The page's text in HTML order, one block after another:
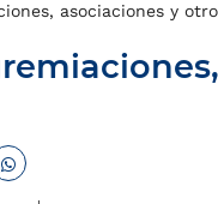
asociaciones y
Whatsapp